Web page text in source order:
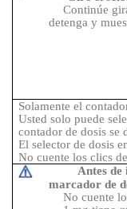
Continúe
detenga y
Solamente el
Usted solo puede
contador de dosis se
El selector de dosis
No cuente los clics
Antes de
marcador de
No cuente